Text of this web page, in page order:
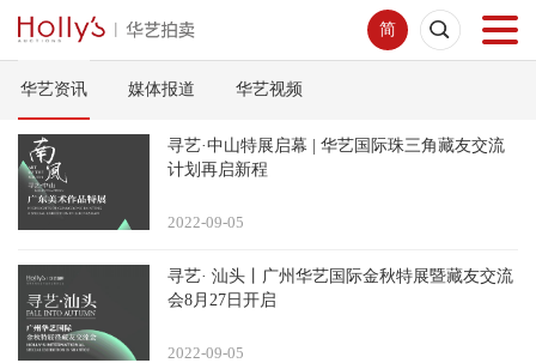
简
首页
拍卖预展
线下拍卖
网络拍卖
华艺资讯 媒体报道 华艺视频
寻艺·中山特展启幕 | 华艺国际珠三角藏友交流
计划再启新程
05
2022-09
寻艺· 汕头丨广州华艺国际金秋特展暨藏友交流
会8月27日开启
05
2022-09